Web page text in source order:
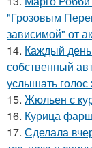
"Грозовым
зависимой" от
14. Каждый
собственный
услышать
15. Жюльен с
16. Курица
17. Сделала